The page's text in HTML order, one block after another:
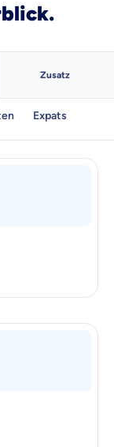
Expats
Zusatz